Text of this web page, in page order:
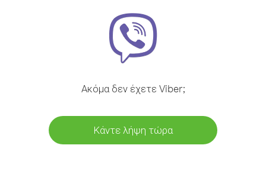
Ακόμα δεν έχετε Viber;
Κάντε λήψη τώρα